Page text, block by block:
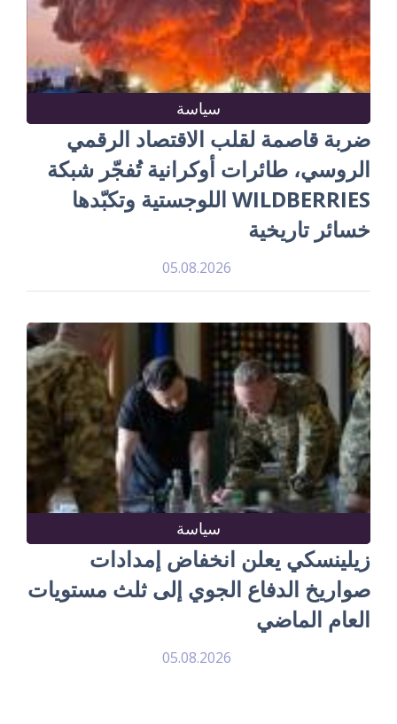
سياسة
ضربة قاصمة لقلب الاقتصاد الرقمي
الروسي، طائرات أوكرانية تُفجّر شبكة
WILDBERRIES اللوجستية وتكبّدها
خسائر تاريخية
05.08.2026
سياسة
زيلينسكي يعلن انخفاض إمدادات
صواريخ الدفاع الجوي إلى ثلث مستويات
العام الماضي
05.08.2026